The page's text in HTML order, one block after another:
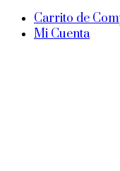
Carrito de
Mi Cuenta